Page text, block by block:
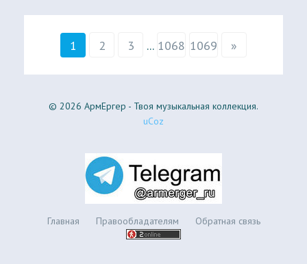
1 2 3 ... 1068 1069 »
© 2026 АрмЕргер - Твоя музыкальная коллекция.
uCoz
Главная Правообладателям Обратная связь